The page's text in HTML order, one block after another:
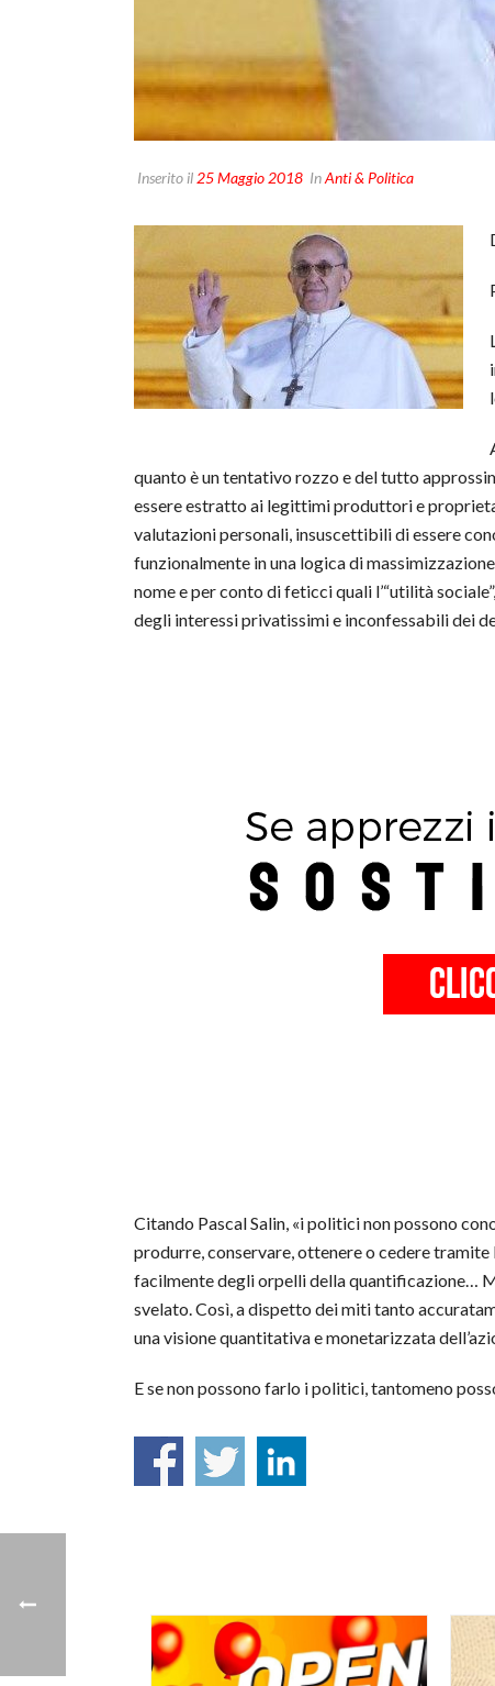
Inserito il 25 Maggio 2018 InAnti & Politica
quanto è un tentativo rozzo e del tutto
essere estratto ai legittimi produttori e
valutazioni personali, insuscettibili di essere
funzionalmente in una logica di
nome e per conto di feticci quali l’“utilità
degli interessi privatissimi e inconfessabili dei
Citando Pascal Salin, «i politici non possono
produrre, conservare, ottenere o cedere
facilmente degli orpelli della quantificazione…
svelato. Così, a dispetto dei miti tanto
una visione quantitativa e monetarizzata
E se non possono farlo i politici, tantomeno